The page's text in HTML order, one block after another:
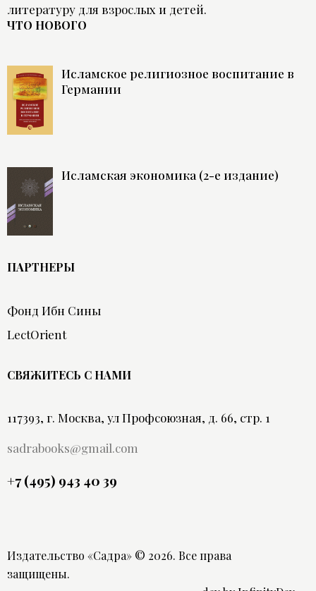
литературу для взрослых и детей.
ЧТО НОВОГО
Исламское религиозное воспитание в
Германии
Исламская экономика (2-е издание)
ПАРТНЕРЫ
Фонд Ибн Сины
LectOrient
СВЯЖИТЕСЬ С НАМИ
117393, г. Москва, ул Профсоюзная, д. 66, стр. 1
sadrabooks@gmail.com
+7 (495) 943 40 39
Издательство «Садра» © 2026. Все права
защищены.